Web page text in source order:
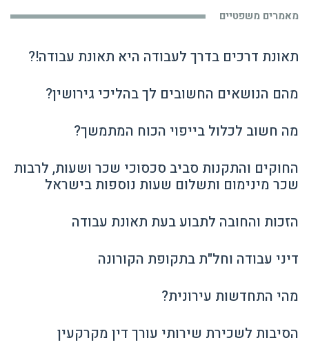
מאמרים משפטיים
תאונת דרכים בדרך לעבודה היא תאונת עבודה!?
מהם הנושאים החשובים לך בהליכי גירושין?
מה חשוב לכלול בייפוי הכוח המתמשך?
החוקים והתקנות סביב סכסוכי שכר ושעות, לרבות
שכר מינימום ותשלום שעות נוספות בישראל
הזכות והחובה לתבוע בעת תאונת עבודה
דיני עבודה וחל"ת בתקופת הקורונה
מהי התחדשות עירונית?
הסיבות לשכירת שירותי עורך דין מקרקעין